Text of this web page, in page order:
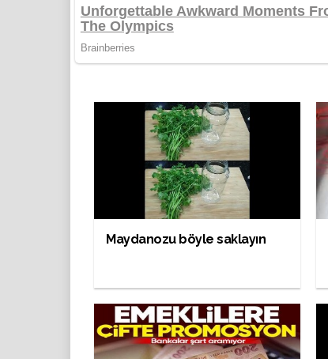
Maydanozu böyle saklayın